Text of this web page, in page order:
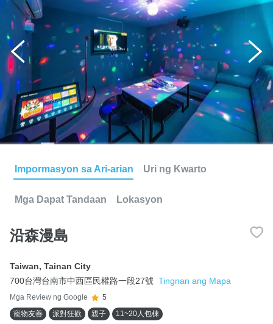
Impormasyon sa Ari-arian Uri ng Kwarto
Mga Dapat Tandaan Lokasyon
沿森漫島
Taiwan, Tainan City
700台灣台南市中西區民權路一段27號 Tingnan ang Mapa
Mga Review ng Google
5
寵物友善
派對狂歡 親子 11~20人包棟